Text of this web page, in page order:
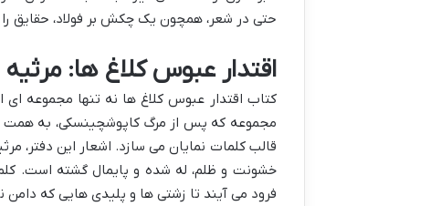
حتی در شعر، همچون یک چکش بر فولاد، حقایق
اقتدار عبوس کلاغ ها:
کتاب اقتدار عبوس کلاغ ها نه تنها مجموعه ای
مجموعه که پس از مرگ کاپوشچینسکی، به همت
قالب کلمات نمایان می سازد. اشعار این دفتر،
خشونت و ظلم، له شده و پایمال گشته است.
فرود می آیند تا زشتی ها و پلیدی هایی که دامن